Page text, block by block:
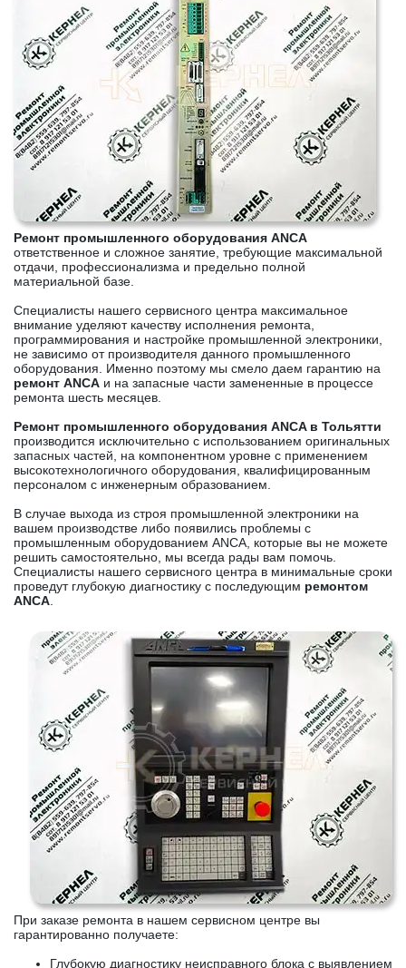
Ремонт промышленного оборудования ANCA
ответственное и сложное занятие, требующие максимальной
отдачи, профессионализма и предельно полной
материальной базе.
Специалисты нашего сервисного центра максимальное
внимание уделяют качеству исполнения ремонта,
программирования и настройке промышленной электроники,
не зависимо от производителя данного промышленного
оборудования. Именно поэтому мы смело даем гарантию на
ремонт ANCA и на запасные части замененные в процессе
ремонта шесть месяцев.
Ремонт промышленного оборудования ANCA в Тольятти
производится исключительно с использованием оригинальных
запасных частей, на компонентном уровне с применением
высокотехнологичного оборудования, квалифицированным
персоналом с инженерным образованием.
В случае выхода из строя промышленной электроники на
вашем производстве либо появились проблемы с
промышленным оборудованием ANCA, которые вы не можете
решить самостоятельно, мы всегда рады вам помочь.
Специалисты нашего сервисного центра в минимальные сроки
проведут глубокую диагностику с последующим ремонтом
ANCA
При заказе ремонта в нашем сервисном центре вы
гарантированно получаете:
Глубокую диагностику неисправного блока с выявлением